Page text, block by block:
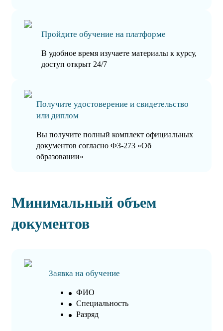
Пройдите обучение на платформе
В удобное время изучаете материалы к курсу,
доступ открыт 24/7
Получите удостоверение и свидетельство
или диплом
Вы получите полный комплект официальных
документов согласно ФЗ-273 «Об
образовании»
Минимальный объем
документов
Заявка на обучение
ФИО
Специальность
Разряд